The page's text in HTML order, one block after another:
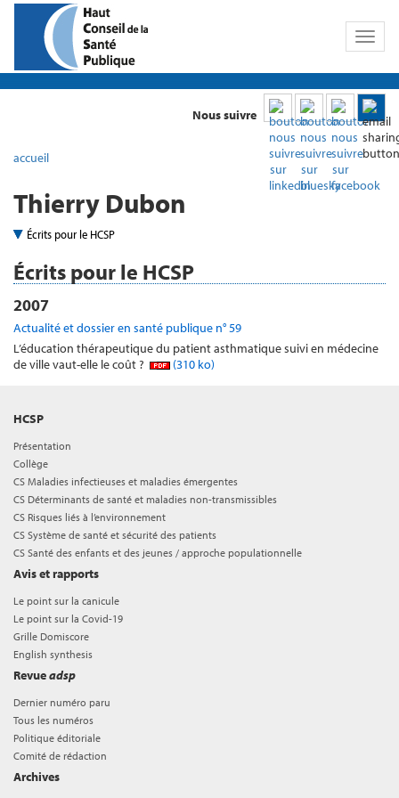
Toggle
Nous suivre
accueil
Thierry Dubon
Écrits pour le HCSP
Écrits pour le HCSP
2007
Actualité et dossier en santé publique n° 59
L’éducation thérapeutique du patient asthmatique suivi en médecine
de ville vaut-elle le coût ?
(310 ko)
HCSP
Présentation
Collège
CS Maladies infectieuses et maladies émergentes
CS Déterminants de santé et maladies non-transmissibles
CS Risques liés à l’environnement
CS Système de santé et sécurité des patients
CS Santé des enfants et des jeunes / approche populationnelle
Avis et rapports
Le point sur la canicule
Le point sur la Covid-19
Grille Domiscore
English synthesis
Revueadsp
Dernier numéro paru
Tous les numéros
Politique éditoriale
Comité de rédaction
Archives